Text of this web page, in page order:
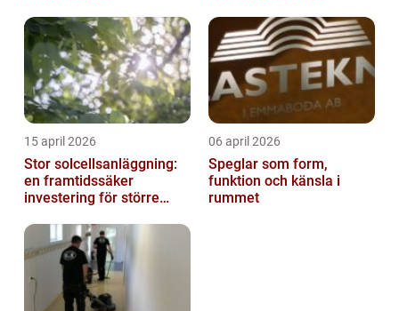
15 april 2026
Stor solcellsanläggning:
en framtidssäker
investering för större
06 april 2026
Speglar som form,
funktion och känsla i
rummet